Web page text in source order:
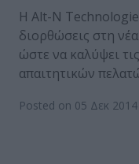
Η Alt-N
διορθώσεις στη
ώστε να καλύψει
απαιτητικών
Posted on 05 Δεκ 2014